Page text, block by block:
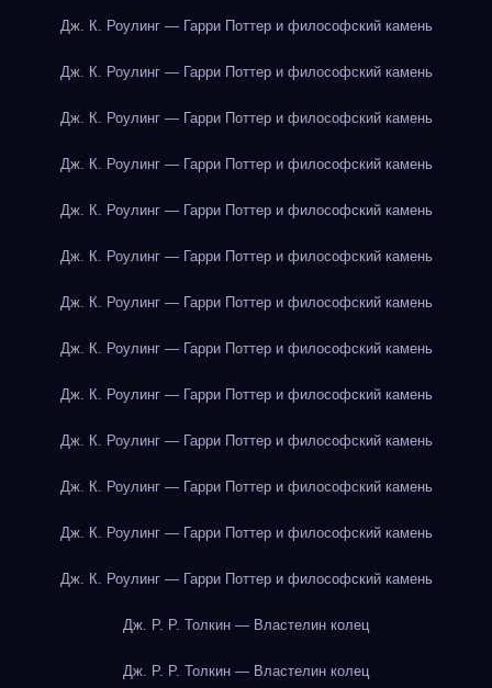
Дж. К. Роулинг — Гарри Поттер и философский камень
Дж. К. Роулинг — Гарри Поттер и философский камень
Дж. К. Роулинг — Гарри Поттер и философский камень
Дж. К. Роулинг — Гарри Поттер и философский камень
Дж. К. Роулинг — Гарри Поттер и философский камень
Дж. К. Роулинг — Гарри Поттер и философский камень
Дж. К. Роулинг — Гарри Поттер и философский камень
Дж. К. Роулинг — Гарри Поттер и философский камень
Дж. К. Роулинг — Гарри Поттер и философский камень
Дж. К. Роулинг — Гарри Поттер и философский камень
Дж. К. Роулинг — Гарри Поттер и философский камень
Дж. К. Роулинг — Гарри Поттер и философский камень
Дж. К. Роулинг — Гарри Поттер и философский камень
Дж. Р. Р. Толкин — Властелин колец
Дж. Р. Р. Толкин — Властелин колец